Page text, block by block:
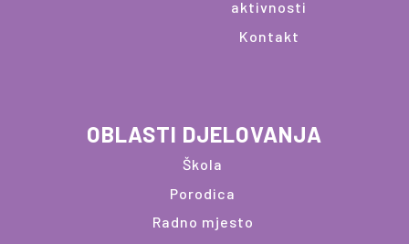
aktivnosti
Kontakt
OBLASTI DJELOVANJA
Škola
Porodica
Radno mjesto